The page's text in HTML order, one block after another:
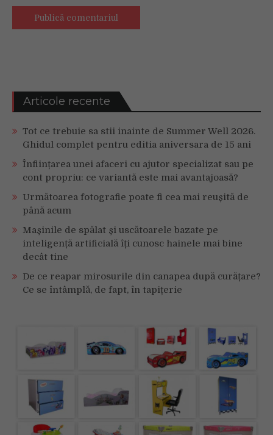
Articole recente
Tot ce trebuie sa stii inainte de Summer Well 2026.
Ghidul complet pentru editia aniversara de 15 ani
Înființarea unei afaceri cu ajutor specializat sau pe
cont propriu: ce variantă este mai avantajoasă?
Următoarea fotografie poate fi cea mai reușită de
până acum
Mașinile de spălat și uscătoarele bazate pe
inteligență artificială îți cunosc hainele mai bine
decât tine
De ce reapar mirosurile din canapea după curățare?
Ce se întâmplă, de fapt, în tapițerie